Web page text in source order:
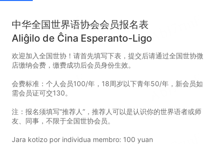
中华全国世界语协会会员报名表
Aliĝilo de Ĉina Esperanto-Ligo
欢迎加入全国世协！请首先填写下表，提交后请通过全国世协微
店缴纳会费，缴费成功后会员身份生效。
会费标准：个人会员100/年，18周岁以下青年50/年，新会员如
需会员证可交130。
注：报名须填写“推荐人”，推荐人可以是认识你的世界语者或师
友、同事，不限于全国世协会员。
Jara kotizo por individua membro: 100 yuan